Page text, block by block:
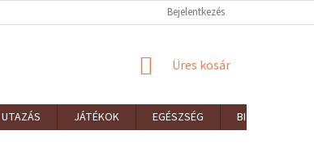
REKLAMÁCIÓK ÉS VISSZAKÜLDÉSEKBejelentkezés
KOSÁR
Üres kosár
UTAZÁS JÁTÉKOK EGÉSZSÉG
BIZTONSÁG